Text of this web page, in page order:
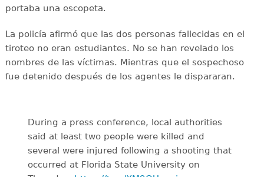
portaba una escopeta.
La policía afirmó que las dos personas fallecidas en el
tiroteo no eran estudiantes. No se han revelado los
nombres de las víctimas. Mientras que el sospechoso
fue detenido después de los agentes le dispararan.
During a press conference, local authorities
said at least two people were killed and
several were injured following a shooting that
occurred at Florida State University on